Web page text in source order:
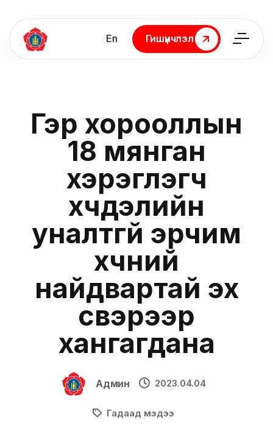
En
Гишүүнчлэл
Гишүүнчлэл
Гэр хорооллын
18 мянган
хэрэглэгч
хүчдэлийн
уналтгүй эрчим
хүчний
найдвартай эх
үүсвэрээр
хангагдана
Админ 2023.04.04
Гадаад мэдээ